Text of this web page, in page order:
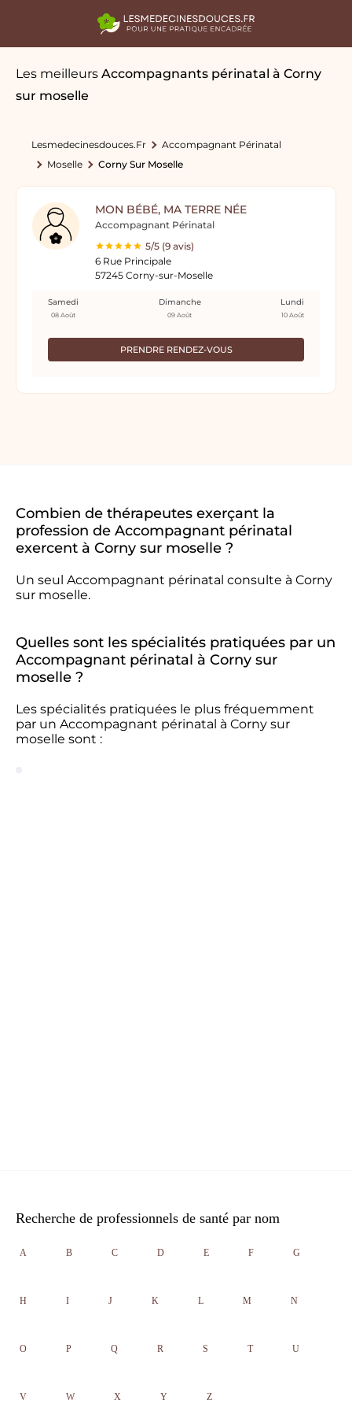
Les meilleurs Accompagnants périnatal à Corny
sur moselle
Lesmedecinesdouces.fr
Accompagnant Périnatal
Moselle
Corny Sur Moselle
MON BÉBÉ, MA TERRE NÉE
Accompagnant Périnatal
5/5 (9 avis)
6 Rue Principale
57245 Corny-sur-Moselle
PRENDRE RENDEZ-VOUS
Samedi
08 Août
Dimanche
09 Août
Lundi
10 Août
Combien de thérapeutes exerçant la
profession de Accompagnant périnatal
exercent à Corny sur moselle ?
Un seul Accompagnant périnatal consulte à Corny
sur moselle.
Quelles sont les spécialités pratiquées par un
Accompagnant périnatal à Corny sur
moselle ?
Les spécialités pratiquées le plus fréquemment
par un Accompagnant périnatal à Corny sur
moselle sont :
Recherche de professionnels de santé par nom
A B C D E F G
H I J K L M N
O P Q R S T U
V W X Y Z